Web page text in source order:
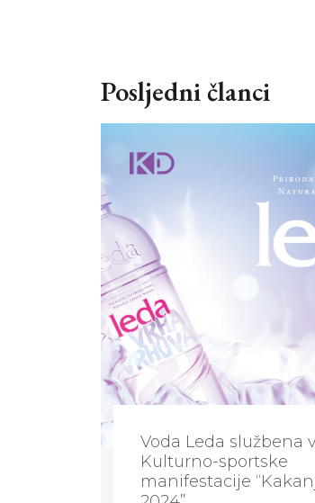
Posljedni članci
Voda Leda službena
Kulturno-sportske
manifestacije